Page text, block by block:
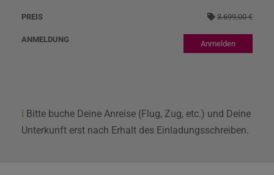
3.699,00 €
Anmelden
i Bitte buche Deine Anreise (Flug, Zug, etc.) und Deine
Unterkunft erst nach Erhalt des Einladungsschreiben.